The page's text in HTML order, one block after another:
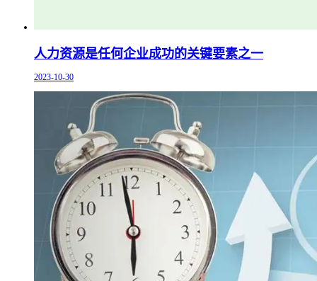
人力资源是任何企业成功的关键要素之一
2023-10-30